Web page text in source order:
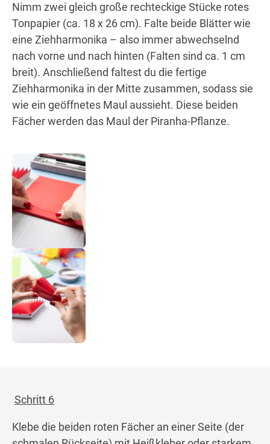
Nimm zwei gleich große rechteckige Stücke rotes
Tonpapier (ca. 18 x 26 cm). Falte beide Blätter wie
eine Ziehharmonika – also immer abwechselnd
nach vorne und nach hinten (Falten sind ca. 1 cm
breit). Anschließend faltest du die fertige
Ziehharmonika in der Mitte zusammen, sodass sie
wie ein geöffnetes Maul aussieht. Diese beiden
Fächer werden das Maul der Piranha-Pflanze.
Schritt 6
Klebe die beiden roten Fächer an einer Seite (der